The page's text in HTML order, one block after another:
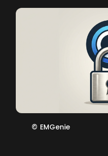
© EMGenie